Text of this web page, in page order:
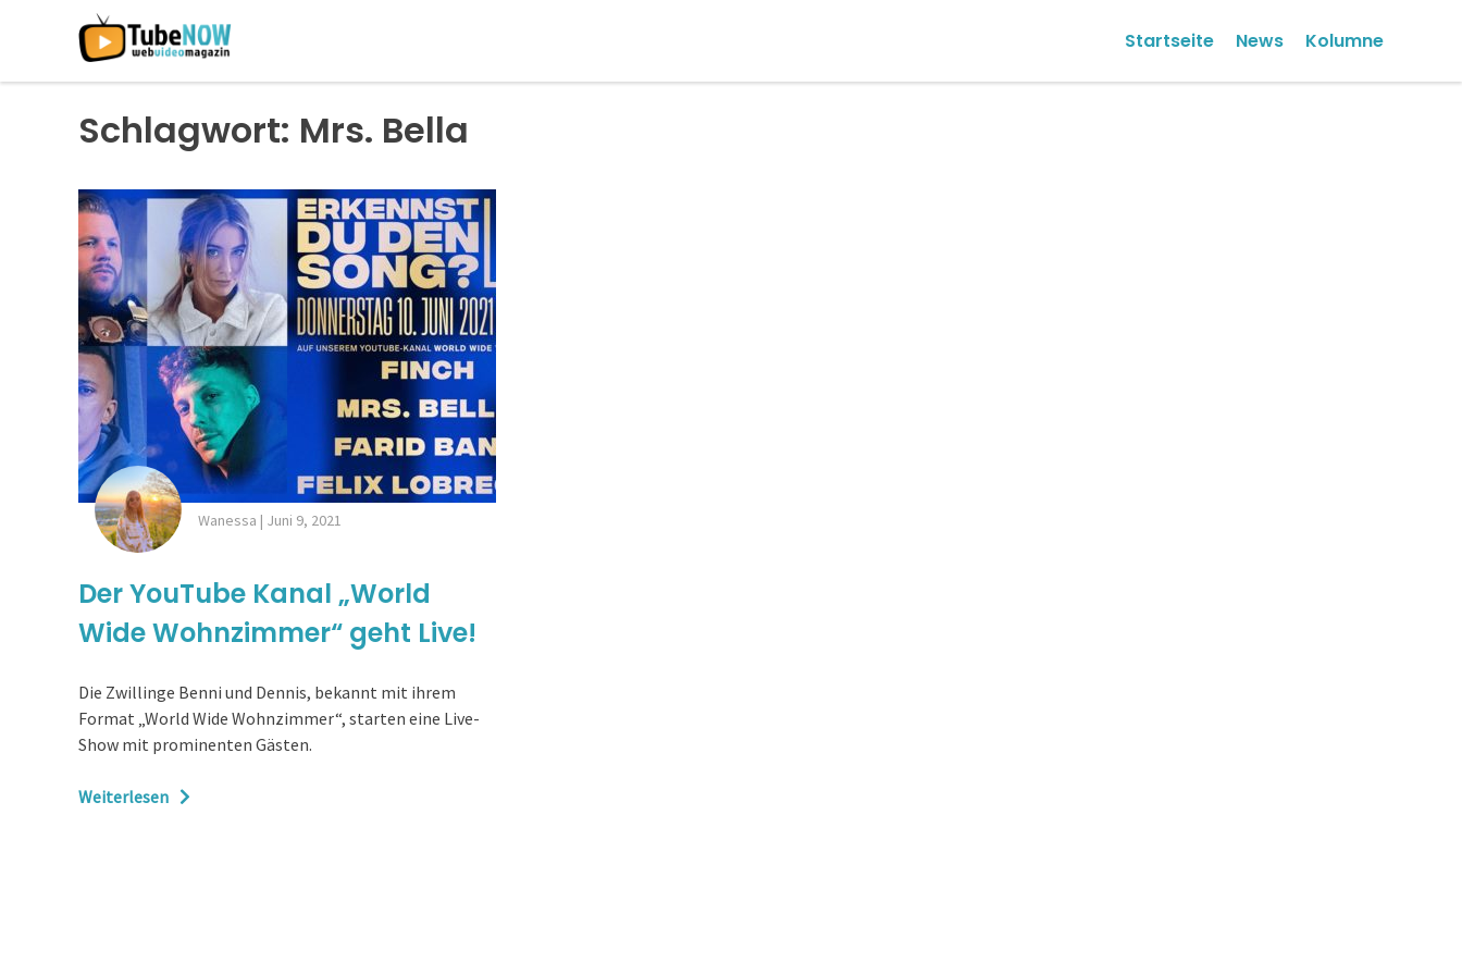
Startseite News Kolumne
Schlagwort: Mrs. Bella
Wanessa | Juni 9, 2021
Der YouTube Kanal „World
Wide Wohnzimmer“ geht Live!
Die Zwillinge Benni und Dennis, bekannt mit ihrem
Format „World Wide Wohnzimmer“, starten eine Live-
Show mit prominenten Gästen.
Weiterlesen